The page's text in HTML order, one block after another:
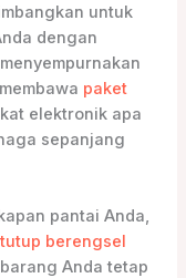
untuk
dengan
paket
elektronik apa
sepanjang
pantai Anda,
berengsel
Anda tetap